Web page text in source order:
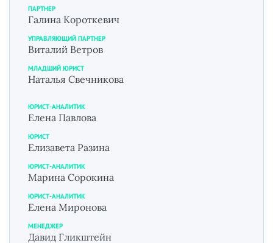
ПАРТНЕР
Галина Короткевич
УПРАВЛЯЮЩИЙ ПАРТНЕР
Виталий Ветров
МЛАДШИЙ ЮРИСТ
Наталья Свечникова
ЮРИСТ-АНАЛИТИК
Елена Павлова
ЮРИСТ
Елизавета Разина
ЮРИСТ-АНАЛИТИК
Марина Сорокина
ЮРИСТ-АНАЛИТИК
Елена Миронова
МЕНЕДЖЕР
Давид Гликштейн